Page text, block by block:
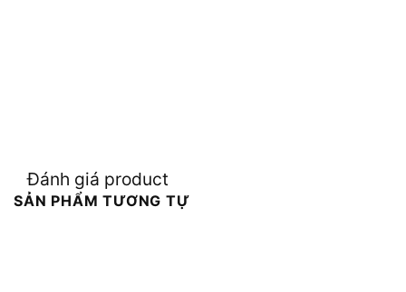
Đánh giá product
SẢN PHẨM TƯƠNG TỰ